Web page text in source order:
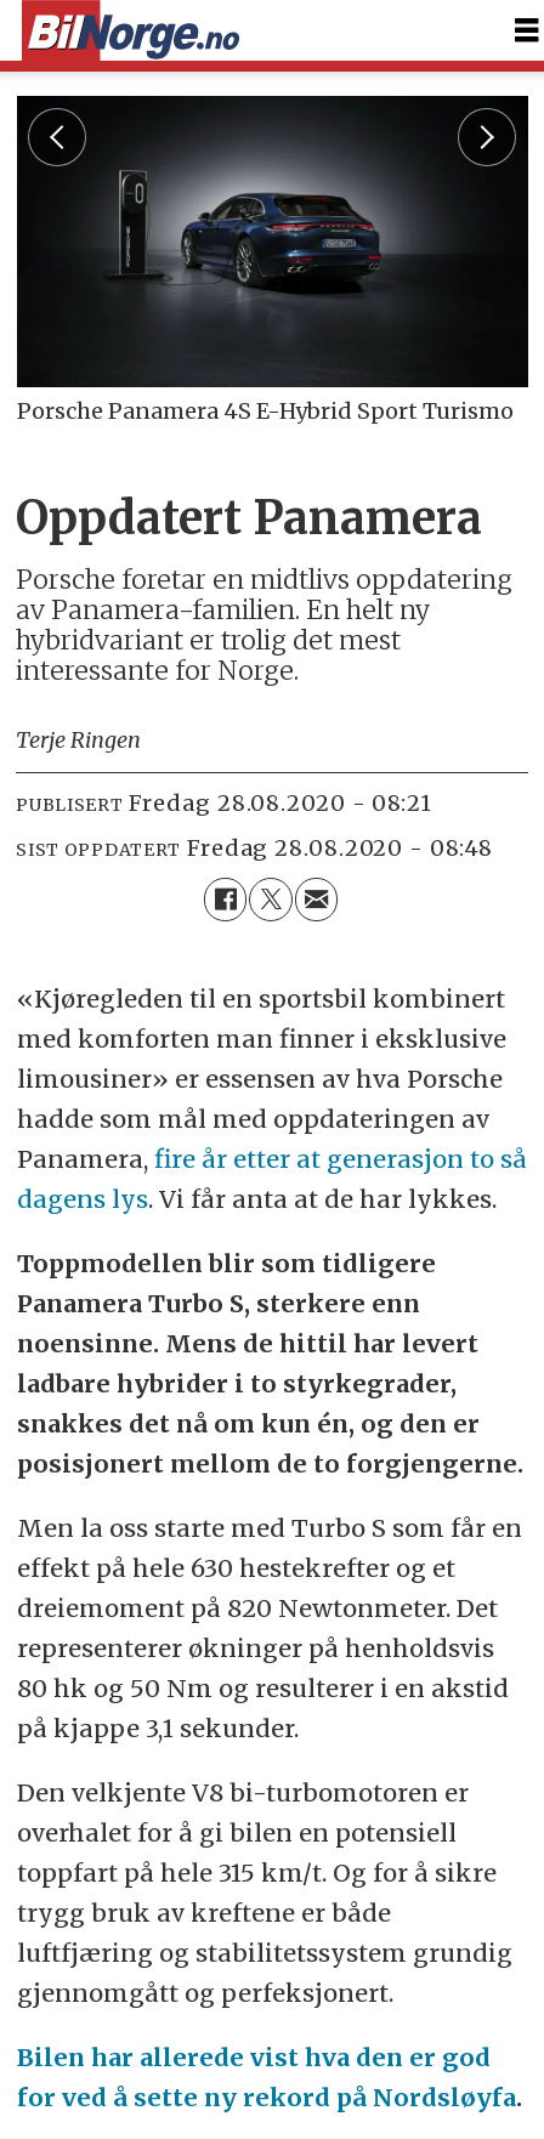
Porsche Panamera 4S E-Hybrid Sport Turismo
Oppdatert Panamera
Porsche foretar en midtlivs oppdatering
av Panamera-familien. En helt ny
hybridvariant er trolig det mest
interessante for Norge.
Terje Ringen
PUBLISERT fredag 28.08.2020 - 08:21
SIST OPPDATERT fredag 28.08.2020 - 08:48
«Kjøregleden til en sportsbil kombinert
med komforten man finner i eksklusive
limousiner» er essensen av hva Porsche
hadde som mål med oppdateringen av
Panamera, fire år etter at generasjon to så
dagens lys. Vi får anta at de har lykkes.
Toppmodellen blir som tidligere
Panamera Turbo S, sterkere enn
noensinne. Mens de hittil har levert
ladbare hybrider i to styrkegrader,
snakkes det nå om kun én, og den er
posisjonert mellom de to forgjengerne.
Men la oss starte med Turbo S som får en
effekt på hele 630 hestekrefter og et
dreiemoment på 820 Newtonmeter. Det
representerer økninger på henholdsvis
80 hk og 50 Nm og resulterer i en akstid
på kjappe 3,1 sekunder.
Den velkjente V8 bi-turbomotoren er
overhalet for å gi bilen en potensiell
toppfart på hele 315 km/t. Og for å sikre
trygg bruk av kreftene er både
luftfjæring og stabilitetssystem grundig
gjennomgått og perfeksjonert.
Bilen har allerede vist hva den er god
for ved å sette ny rekord på Nordsløyfa.